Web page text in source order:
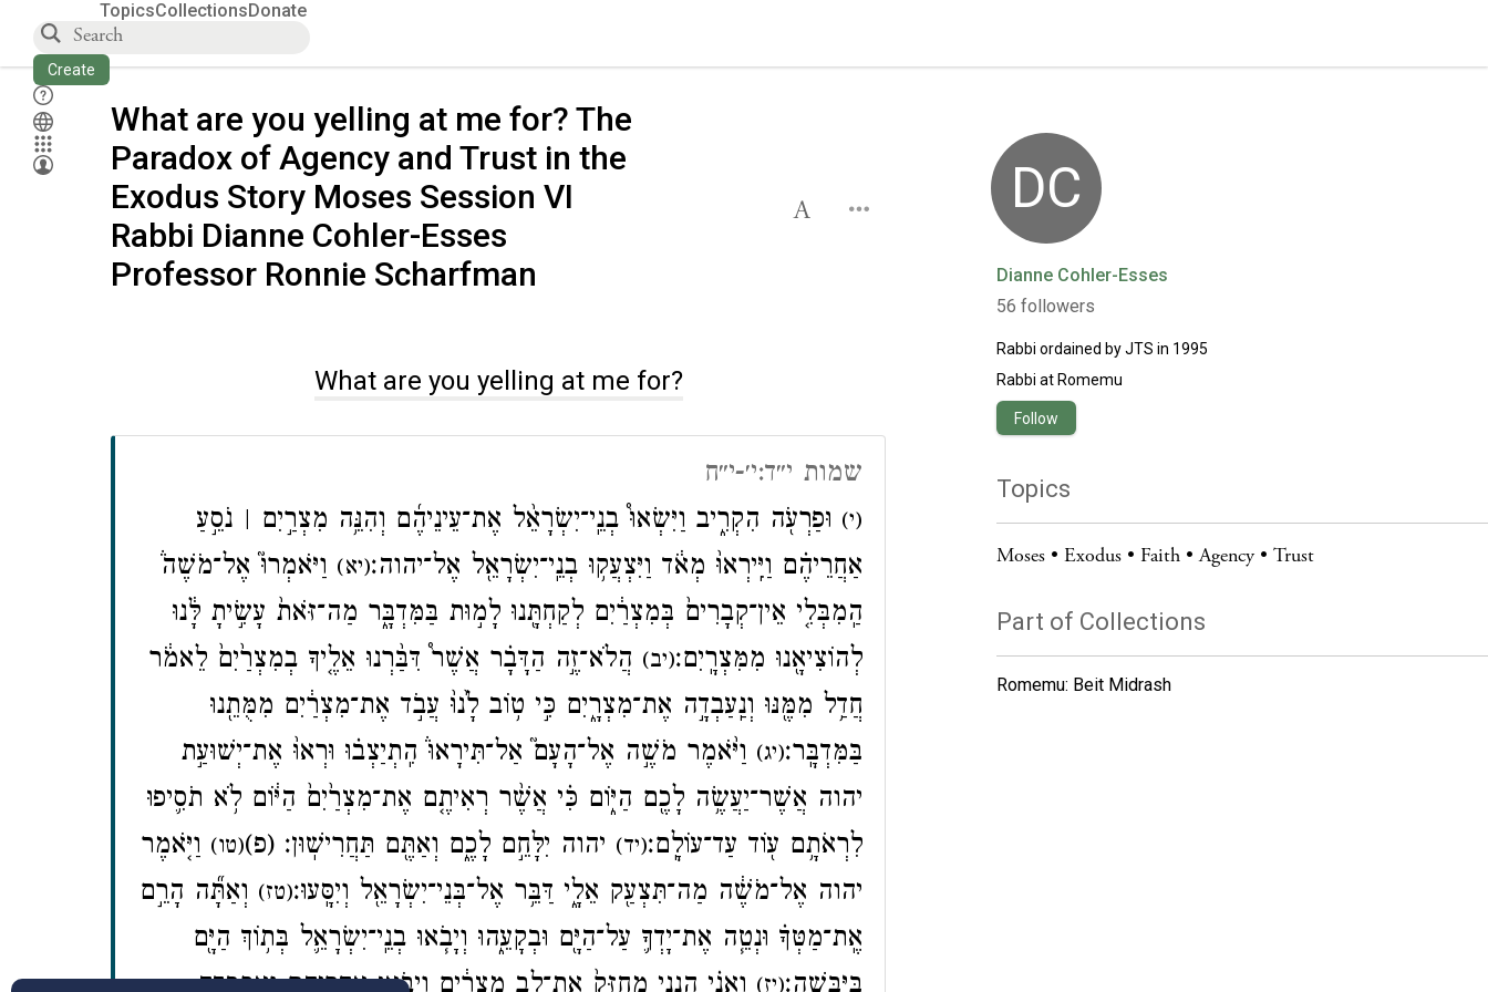
TopicsCollectionsDonate
Create
What are you yelling at me for? The
Paradox of Agency and Trust in the
Exodus Story Moses Session VI
Rabbi Dianne Cohler-Esses
Professor Ronnie Scharfman
What are you yelling at me for?
שמות י״ד:י׳-י״ח
(י) וּפַרְעֹ֖ה הִקְרִ֑יב וַיִּשְׂאוּ֩ בְנֵֽי־יִשְׂרָאֵ֨ל אֶת־עֵינֵיהֶ֜ם וְהִנֵּ֥ה מִצְרַ֣יִם ׀ נֹסֵ֣עַ
אַחֲרֵיהֶ֗ם וַיִּֽירְאוּ֙ מְאֹ֔ד וַיִּצְעֲק֥וּ בְנֵֽי־יִשְׂרָאֵ֖ל אֶל־יהוה׃(יא) וַיֹּאמְרוּ֮ אֶל־מֹשֶׁה֒
הַֽמִבְּלִ֤י אֵין־קְבָרִים֙ בְּמִצְרַ֔יִם לְקַחְתָּ֖נוּ לָמ֣וּת בַּמִּדְבָּ֑ר מַה־זֹּאת֙ עָשִׂ֣יתָ לָּ֔נוּ
לְהוֹצִיאָ֖נוּ מִמִּצְרָֽיִם׃(יב) הֲלֹא־זֶ֣ה הַדָּבָ֗ר אֲשֶׁר֩ דִּבַּ֨רְנוּ אֵלֶ֤יךָ בְמִצְרַ֙יִם֙ לֵאמֹ֔ר
חֲדַ֥ל מִמֶּ֖נּוּ וְנַֽעַבְדָ֣ה אֶת־מִצְרָ֑יִם כִּ֣י ט֥וֹב לָ֙נוּ֙ עֲבֹ֣ד אֶת־מִצְרַ֔יִם מִמֻּתֵ֖נוּ
בַּמִּדְבָּֽר׃(יג) וַיֹּ֨אמֶר מֹשֶׁ֣ה אֶל־הָעָם֮ אַל־תִּירָאוּ֒ הִֽתְיַצְב֗וּ וּרְאוּ֙ אֶת־יְשׁוּעַ֣ת
יהוה אֲשֶׁר־יַעֲשֶׂ֥ה לָכֶ֖ם הַיּ֑וֹם כִּ֗י אֲשֶׁ֨ר רְאִיתֶ֤ם אֶת־מִצְרַ֙יִם֙ הַיּ֔וֹם לֹ֥א תֹסִ֛יפוּ
לִרְאֹתָ֥ם ע֖וֹד עַד־עוֹלָֽם׃(יד) יהוה יִלָּחֵ֣ם לָכֶ֑ם וְאַתֶּ֖ם תַּחֲרִישֽׁוּן׃ (פ)(טו) וַיֹּ֤אמֶר
יהוה אֶל־מֹשֶׁ֔ה מַה־תִּצְעַ֖ק אֵלָ֑י דַּבֵּ֥ר אֶל־בְּנֵי־יִשְׂרָאֵ֖ל וְיִסָּֽעוּ׃(טז) וְאַתָּ֞ה הָרֵ֣ם
אֶֽת־מַטְּךָ֗ וּנְטֵ֧ה אֶת־יָדְךָ֛ עַל־הַיָּ֖ם וּבְקָעֵ֑הוּ וְיָבֹ֧אוּ בְנֵֽי־יִשְׂרָאֵ֛ל בְּת֥וֹךְ הַיָּ֖ם
DC
Dianne Cohler-Esses
56 followers
Rabbi ordained by JTS in 1995
Rabbiat Romemu
Follow
Topics
Moses Exodus Faith Agency Trust
Part of Collections
Romemu: Beit Midrash